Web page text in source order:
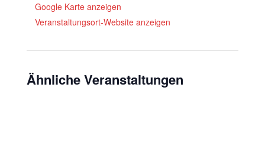
Google Karte anzeigen
Veranstaltungsort-Website anzeigen
Ähnliche Veranstaltungen